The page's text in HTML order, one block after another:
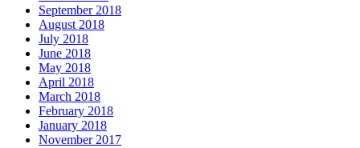
September 2018
August 2018
July 2018
June 2018
May 2018
April 2018
March 2018
February 2018
January 2018
November 2017